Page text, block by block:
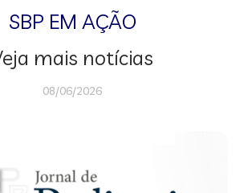
SBP EM AÇÃO
mais notícias
08/06/2026